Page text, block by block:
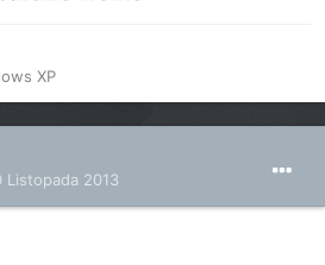
XP
Listopada 2013